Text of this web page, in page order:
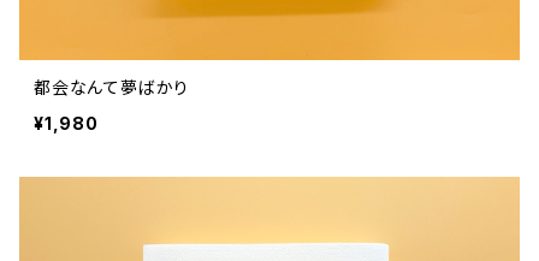
都会なんて夢ばかり
¥1,980